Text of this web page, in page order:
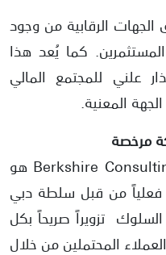
الجهات الرقابية من وجود
كما يُعد هذا
علني للمجتمع المالي
المعنية.
مرخصة
من أخطر ما قامت به شركة Berkshire Consulting هو
فعلياً من قبل سلطة دبي
تزويراً صريحاً بكل
المحتملين من خلال